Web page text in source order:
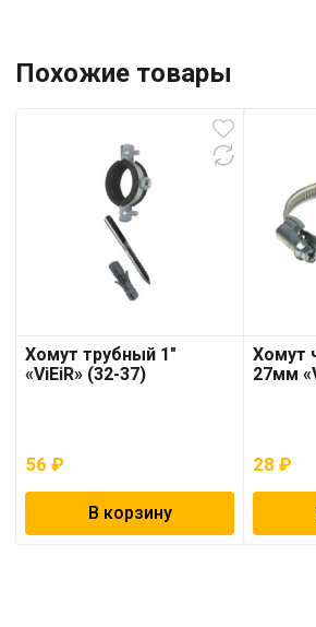
Похожие товары
Хомут трубный 1″
«ViEiR» (32-37)
56 ₽
В корзину
Хомут
27мм
28₽